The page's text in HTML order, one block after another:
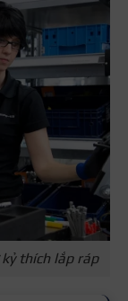
thích lắp ráp